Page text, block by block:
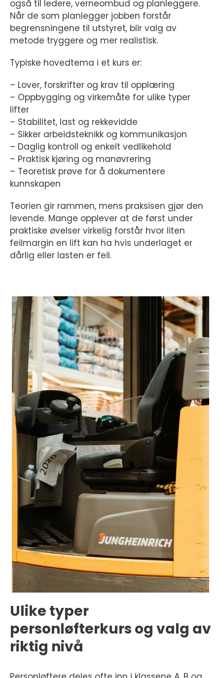
også til ledere, verneombud og planleggere.
Når de som planlegger jobben forstår
begrensningene til utstyret, blir valg av
metode tryggere og mer realistisk.
Typiske hovedtema i et kurs er:
– Lover, forskrifter og krav til opplæring
– Oppbygging og virkemåte for ulike typer
lifter
– Stabilitet, last og rekkevidde
– Sikker arbeidsteknikk og kommunikasjon
– Daglig kontroll og enkelt vedlikehold
– Praktisk kjøring og manøvrering
– Teoretisk prøve for å dokumentere
kunnskapen
Teorien gir rammen, mens praksisen gjør den
levende. Mange opplever at de først under
praktiske øvelser virkelig forstår hvor liten
feilmargin en lift kan ha hvis underlaget er
dårlig eller lasten er feil.
Ulike typer
personløfterkurs og valg av
riktig nivå